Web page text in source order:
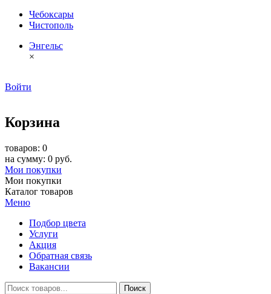
Чебоксары
Чистополь
Энгельс
×
Войти
Корзина
товаров: 0
на сумму: 0 руб.
Мои покупки
Мои покупки
Каталог товаров
Меню
Подбор цвета
Услуги
Акция
Обратная связь
Вакансии